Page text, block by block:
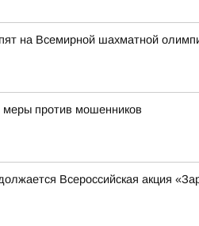
на Всемирной шахматной
меры против мошенников
Всероссийская акция